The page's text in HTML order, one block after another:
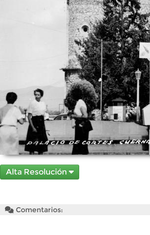
Alta Resolución
Comentarios: